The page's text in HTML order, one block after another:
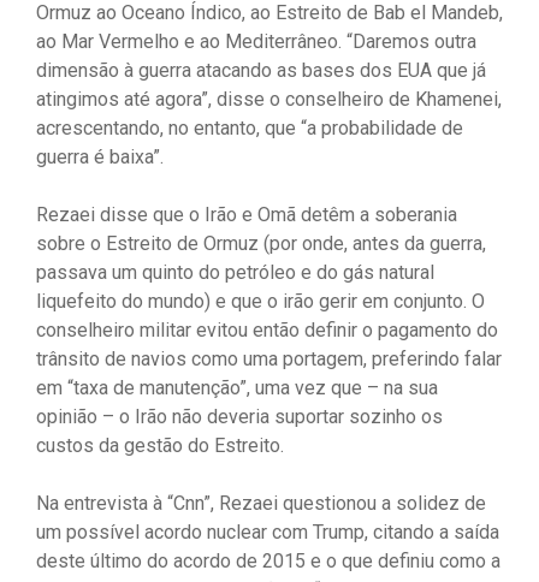
Ormuz ao Oceano Índico, ao Estreito de Bab el Mandeb,
ao Mar Vermelho e ao Mediterrâneo. “Daremos outra
dimensão à guerra atacando as bases dos EUA que já
atingimos até agora”, disse o conselheiro de Khamenei,
acrescentando, no entanto, que “a probabilidade de
guerra é baixa”.
Rezaei disse que o Irão e Omã detêm a soberania
sobre o Estreito de Ormuz (por onde, antes da guerra,
passava um quinto do petróleo e do gás natural
liquefeito do mundo) e que o irão gerir em conjunto. O
conselheiro militar evitou então definir o pagamento do
trânsito de navios como uma portagem, preferindo falar
em “taxa de manutenção”, uma vez que – na sua
opinião – o Irão não deveria suportar sozinho os
custos da gestão do Estreito.
Na entrevista à “Cnn”, Rezaei questionou a solidez de
um possível acordo nuclear com Trump, citando a saída
deste último do acordo de 2015 e o que definiu como a